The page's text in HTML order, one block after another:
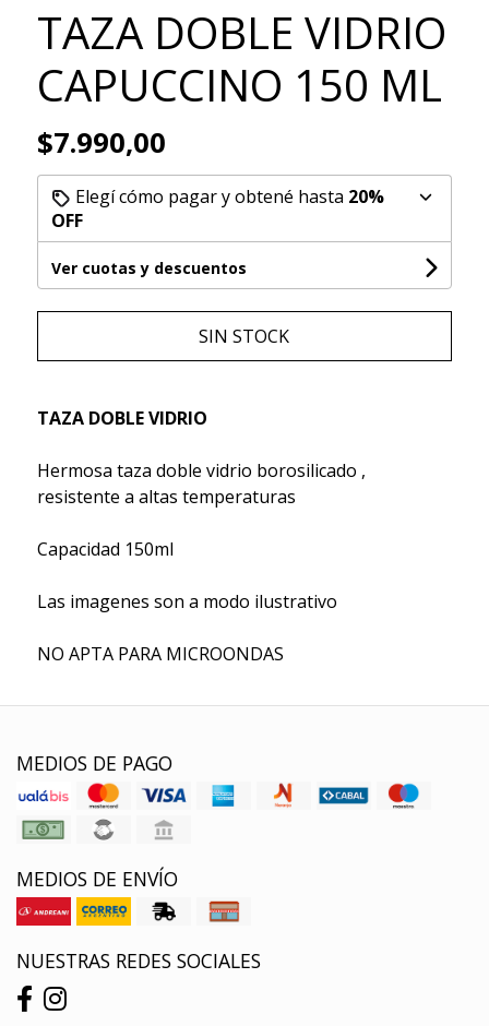
TAZA DOBLE VIDRIO
CAPUCCINO 150 ML
$7.990,00
Elegí cómo pagar y obtené hasta 20%
OFF
Ver cuotas y descuentos
SIN STOCK
TAZA DOBLE VIDRIO
Hermosa taza doble vidrio borosilicado ,
resistente a altas temperaturas
Capacidad 150ml
Las imagenes son a modo ilustrativo
NO APTA PARA MICROONDAS
MEDIOS DE PAGO
MEDIOS DE ENVÍO
NUESTRAS REDES SOCIALES